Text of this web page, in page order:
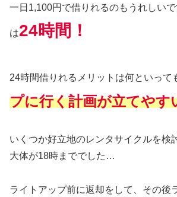
一日1,100円で借りれるのもうれしい
は24時間！
24時間借りれるメリットは何といって
プに行く計画が立てやす
いくつか好立地のレンタサイクルを検
大体が18時まででした…
ライトアップ前に返却をして、その後